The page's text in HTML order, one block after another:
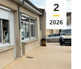
2
2026